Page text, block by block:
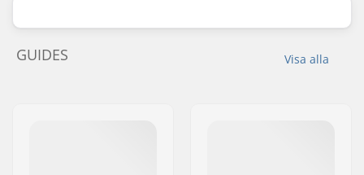
Visa alla
GUIDES